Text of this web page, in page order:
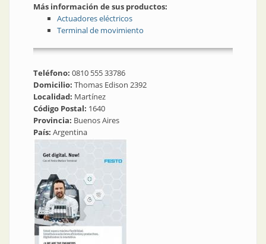
Más información de sus productos:
Actuadores eléctricos
Terminal de movimiento
Teléfono: 0810 555 33786
Domicilio: Thomas Edison 2392
Localidad: Martínez
Código Postal: 1640
Provincia: Buenos Aires
País: Argentina